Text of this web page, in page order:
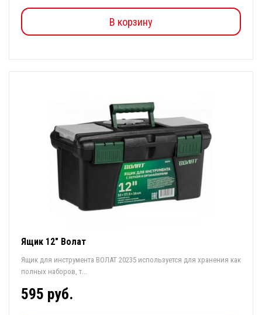
В корзину
Ящик 12" Волат
Ящик для инструмента ВОЛАТ 20235 используется для хранения как
полных наборов, т...
595 руб.